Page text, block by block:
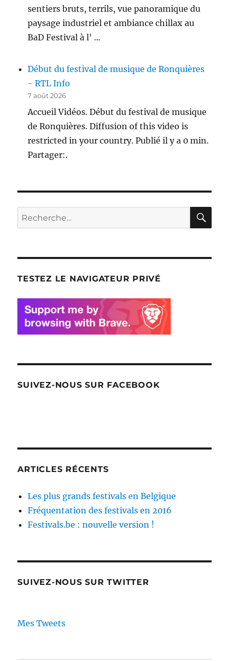
sentiers bruts, terrils, vue panoramique du
paysage industriel et ambiance chillax au
BaD Festival à l' ...
Début du festival de musique de Ronquières
- RTL Info
7 août 2026
Accueil Vidéos. Début du festival de musique
de Ronquières. Diffusion of this video is
restricted in your country. Publié il y a 0 min.
Partager:.
Recherche
pour
TESTEZ LE NAVIGATEUR PRIVÉ
SUIVEZ-NOUS SUR FACEBOOK
ARTICLES RÉCENTS
Les plus grands festivals en Belgique
Fréquentation des festivals en 2016
Festivals.be : nouvelle version !
SUIVEZ-NOUS SUR TWITTER
Mes Tweets